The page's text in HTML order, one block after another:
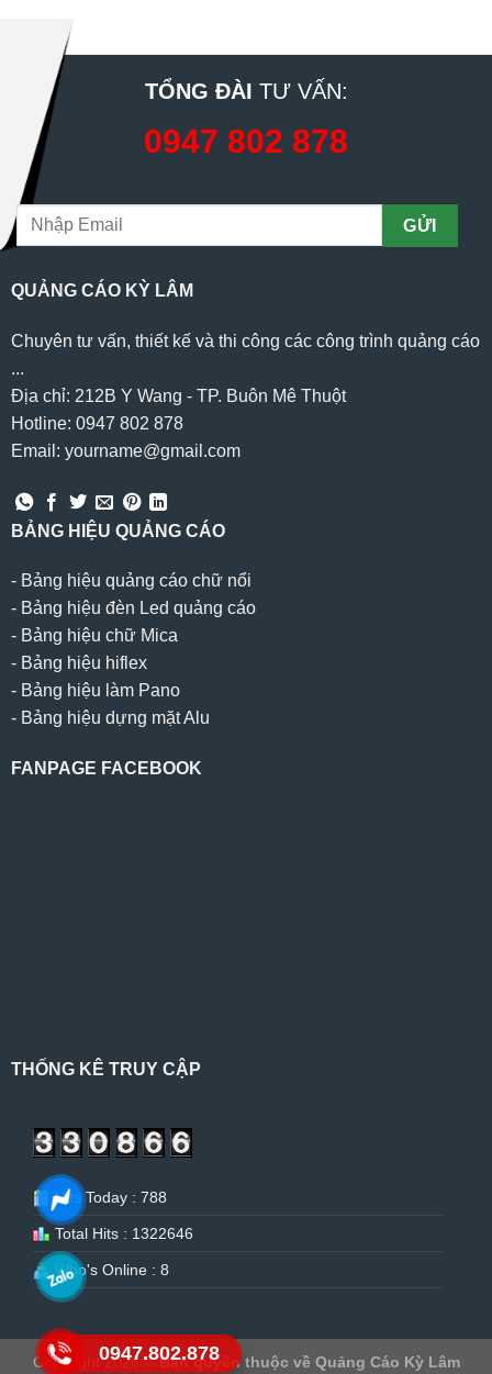
TỔNG ĐÀI TƯ VẤN:
0947 802 878
QUẢNG CÁO KỲ LÂM
Chuyên tư vấn, thiết kế và thi công các công trình quảng cáo
...
Địa chỉ: 212B Y Wang - TP. Buôn Mê Thuột
Hotline: 0947 802 878
Email: yourname@gmail.com
BẢNG HIỆU QUẢNG CÁO
- Bảng hiệu quảng cáo chữ nổi
- Bảng hiệu đèn Led quảng cáo
- Bảng hiệu chữ Mica
- Bảng hiệu hiflex
- Bảng hiệu làm Pano
- Bảng hiệu dựng mặt Alu
FANPAGE FACEBOOK
THỐNG KÊ TRUY CẬP
Hits Today : 788
Total Hits : 1322646
Who's Online : 8
Copyright 2026 ©Bản quyền thuộc về Quảng Cáo Kỳ Lâm
0947.802.878